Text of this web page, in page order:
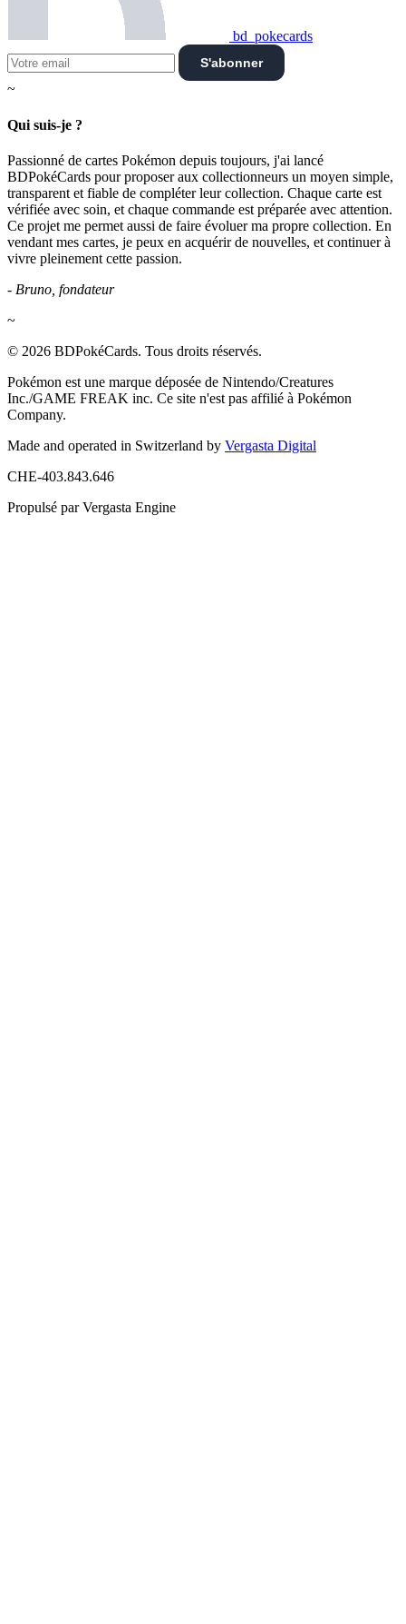
bd_pokecards
S'abonner
~
Qui suis-je ?
Passionné de cartes Pokémon depuis toujours, j'ai lancé
BDPokéCards pour proposer aux collectionneurs un moyen simple,
transparent et fiable de compléter leur collection. Chaque carte est
vérifiée avec soin, et chaque commande est préparée avec attention.
Ce projet me permet aussi de faire évoluer ma propre collection. En
vendant mes cartes, je peux en acquérir de nouvelles, et continuer à
vivre pleinement cette passion.
- Bruno, fondateur
~
© 2026 BDPokéCards. Tous droits réservés.
Pokémon est une marque déposée de Nintendo/Creatures
Inc./GAME FREAK inc. Ce site n'est pas affilié à Pokémon
Company.
Made and operated in Switzerland by Vergasta Digital
CHE-403.843.646
Propulsé par Vergasta Engine